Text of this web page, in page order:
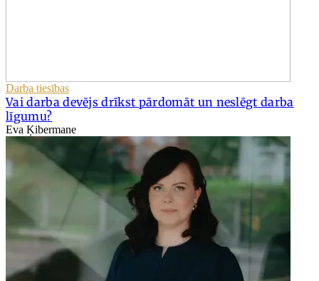
Darba tiesības
Vai darba devējs drīkst pārdomāt un neslēgt darba
līgumu?
Eva Ķibermane